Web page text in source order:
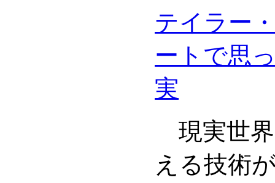
テイラー
ートで思
実
現実世界
える技術